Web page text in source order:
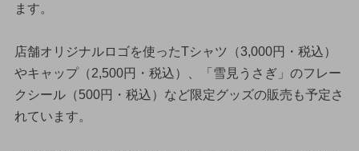
ます。
店舗オリジナルロゴを使ったTシャツ（3,000円・税込）
やキャップ（2,500円・税込）、「雪見うさぎ」のフレー
クシール（500円・税込）など限定グッズの販売も予定さ
れています。